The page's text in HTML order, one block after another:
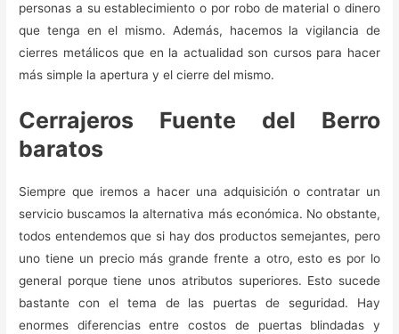
personas a su establecimiento o por robo de material o dinero
que tenga en el mismo. Además, hacemos la vigilancia de
cierres metálicos que en la actualidad son cursos para hacer
más simple la apertura y el cierre del mismo.
Cerrajeros Fuente del Berro
baratos
Siempre que iremos a hacer una adquisición o contratar un
servicio buscamos la alternativa más económica. No obstante,
todos entendemos que si hay dos productos semejantes, pero
uno tiene un precio más grande frente a otro, esto es por lo
general porque tiene unos atributos superiores. Esto sucede
bastante con el tema de las puertas de seguridad. Hay
enormes diferencias entre costos de puertas blindadas y